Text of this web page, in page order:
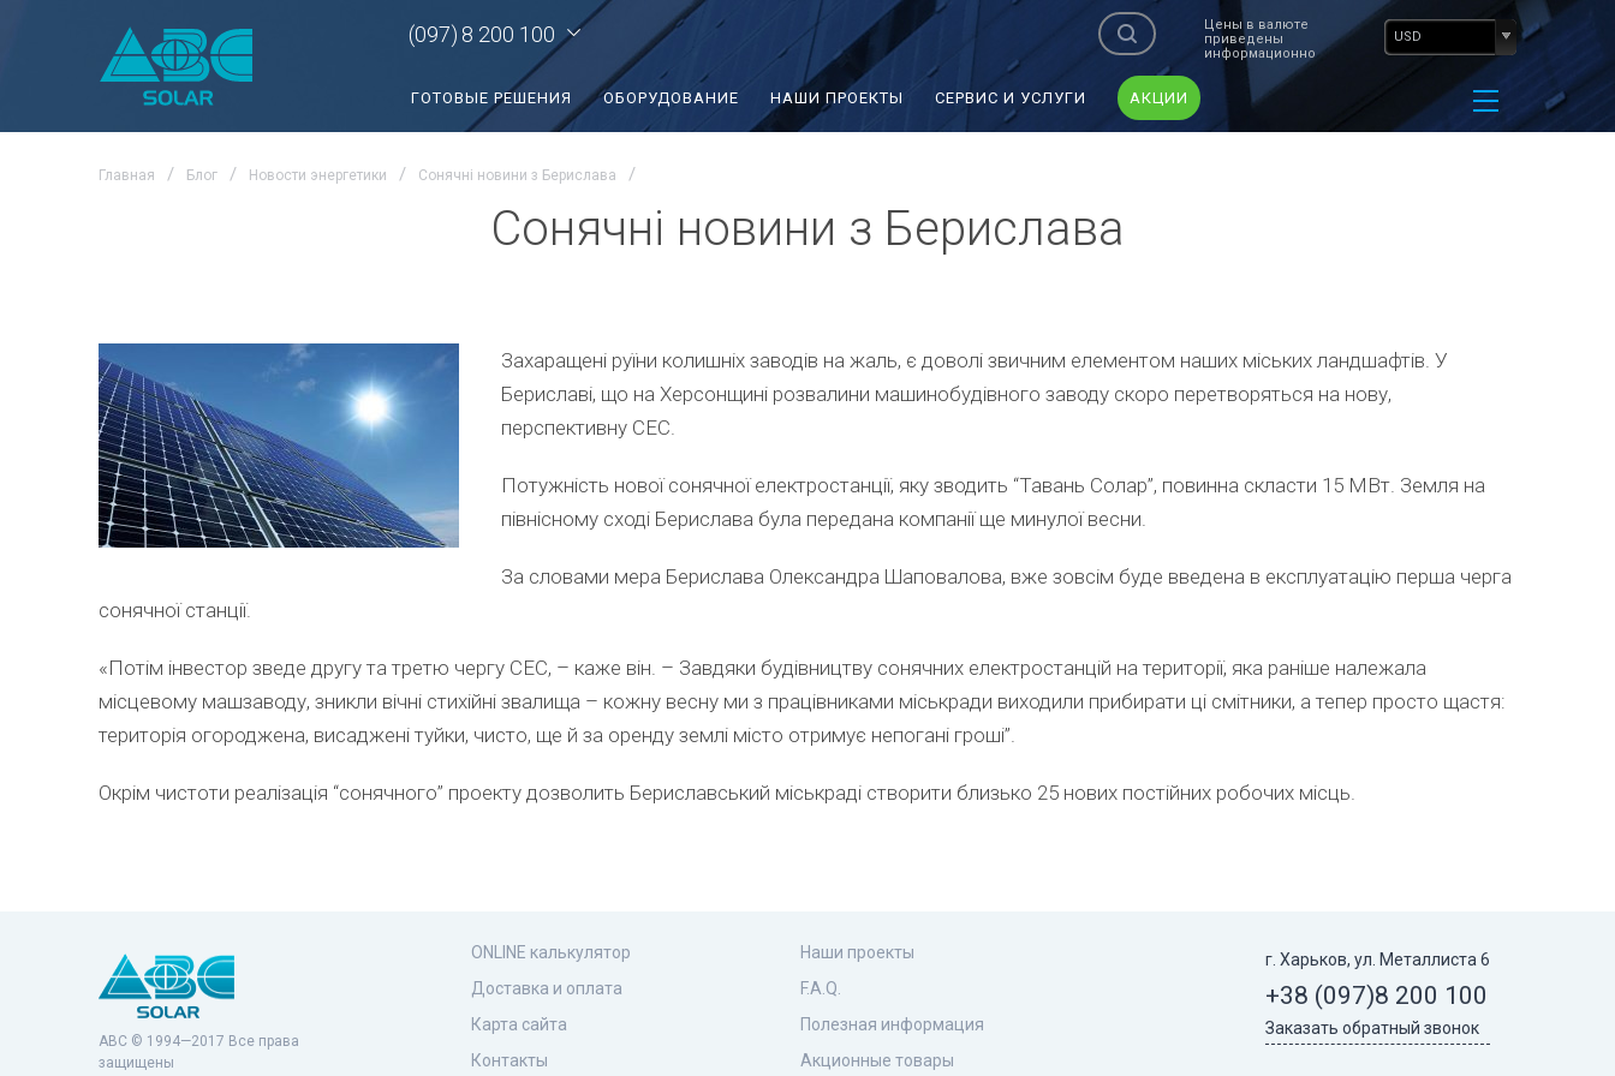
(097) 8 200 100
Цены в валюте
приведены
информационно
USD
ГОТОВЫЕ РЕШЕНИЯ ОБОРУДОВАНИЕ НАШИ ПРОЕКТЫ СЕРВИС И УСЛУГИ АКЦИИ
Главная Блог Новости энергетики Сонячні новини з Берислава
Сонячні новини з Берислава
Захаращені руїни колишніх заводів на жаль, є доволі звичним елементом наших міських ландшафтів. У
Бериславі, що на Херсонщині розвалини машинобудівного заводу скоро перетворяться на нову,
перспективну СЕС.
Потужність нової сонячної електростанції, яку зводить “Тавань Солар”, повинна скласти 15 МВт. Земля на
півнісному сході Берислава була передана компанії ще минулої весни.
За словами мера Берислава Олександра Шаповалова, вже зовсім буде введена в експлуатацію перша черга
сонячної станції.
«Потім інвестор зведе другу та третю чергу СЕС, – каже він. – Завдяки будівництву сонячних електростанцій на території, яка раніше належала
місцевому машзаводу, зникли вічні стихійні звалища – кожну весну ми з працівниками міськради виходили прибирати ці смітники, а тепер просто щастя:
територія огороджена, висаджені туйки, чисто, ще й за оренду землі місто отримує непогані гроші”.
Окрім чистоти реалізація “сонячного” проекту дозволить Бериславський міськраді створити близько 25 нових постійних робочих місць.
ABC © 1994—2017 Все права
защищены
ONLINE калькулятор
Доставка и оплата
Карта сайта
Контакты
Наши проекты
F.A.Q.
Полезная информация
Акционные товары
г. Харьков, ул. Металлиста 6
+38 (097)8 200 100
Заказать обратный звонок